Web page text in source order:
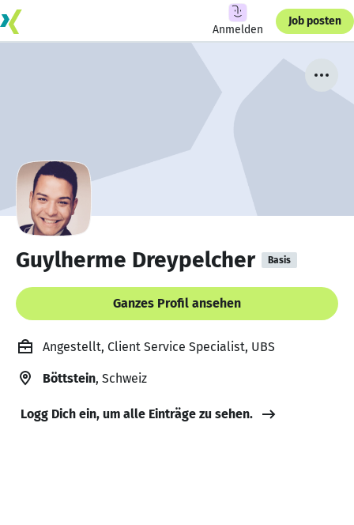
Anmelden
Job posten
Guylherme Dreypelcher Basis
Ganzes Profil ansehen
Angestellt, Client Service Specialist, UBS
Böttstein, Schweiz
Logg Dich ein, um alle Einträge zu sehen.